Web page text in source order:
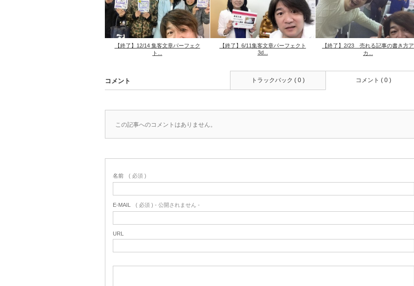
【終了】12/14 集客文章パーフェク
ト...
【終了】6/11集客文章パーフェクト
3d...
【終了】2/23 売れる記事の書き方ア
カ...
コメント コメント ( 0 )
トラックバック ( 0 )
この記事へのコメントはありません。
名前 ( 必須 )
E-MAIL ( 必須 ) - 公開されません -
URL